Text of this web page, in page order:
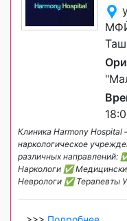
Клиника Harmony Hospital
наркологическое
различных направлений:
Наркологи ✅
Неврологи ✅ Терапевты